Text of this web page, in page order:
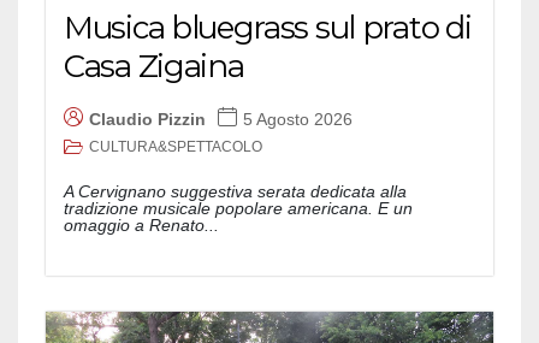
Musica bluegrass sul prato di
Casa Zigaina
Claudio Pizzin 5 Agosto 2026
CULTURA&SPETTACOLO
A Cervignano suggestiva serata dedicata alla
tradizione musicale popolare americana. E un
omaggio a Renato...